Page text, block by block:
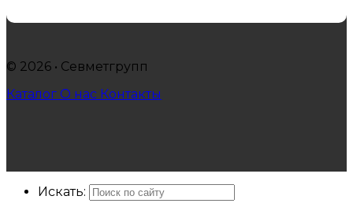
© 2026 • Севметгрупп
Каталог О нас Контакты
Искать: